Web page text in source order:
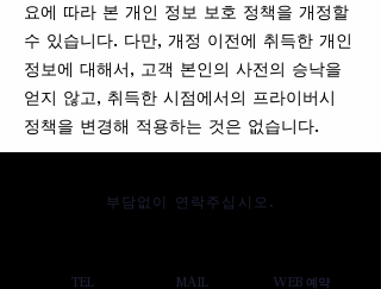
요에 따라 본 개인 정보 보호 정책을 개정할
수 있습니다. 다만, 개정 이전에 취득한 개인
정보에 대해서, 고객 본인의 사전의 승낙을
얻지 않고, 취득한 시점에서의 프라이버시
정책을 변경해 적용하는 것은 없습니다.
부담없이 연락주십시오.
TEL MAIL WEB 예약